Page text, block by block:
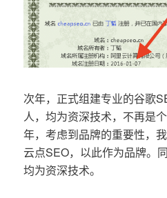
次年，正式组建专业的谷歌
人，均为资深技术，不再是
年，考虑到品牌的重要性，
云点SEO，以此作为品牌。
均为资深技术。